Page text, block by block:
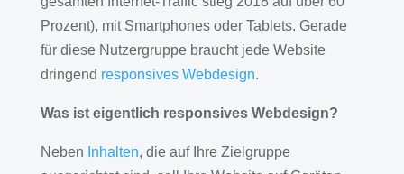
Prozent), mit Smartphones oder Tablets. Gerade
für diese Nutzergruppe braucht jede Website
dringend responsives Webdesign.
Was ist eigentlich responsives Webdesign?
Neben Inhalten, die auf Ihre Zielgruppe